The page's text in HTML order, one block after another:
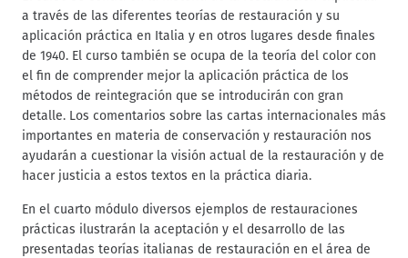
a través de las diferentes teorías de restauración y su
aplicación práctica en Italia y en otros lugares desde finales
de 1940. El curso también se ocupa de la teoría del color con
el fin de comprender mejor la aplicación práctica de los
métodos de reintegración que se introducirán con gran
detalle. Los comentarios sobre las cartas internacionales más
importantes en materia de conservación y restauración nos
ayudarán a cuestionar la visión actual de la restauración y de
hacer justicia a estos textos en la práctica diaria.
En el cuarto módulo diversos ejemplos de restauraciones
prácticas ilustrarán la aceptación y el desarrollo de las
presentadas teorías italianas de restauración en el área de